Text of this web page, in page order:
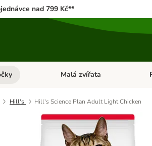
nad 799 Kč**
menu: Psi Otevřít menu: Kočky
Malá zvířata
Hill's Hill's Science Plan Adult Light Chicken